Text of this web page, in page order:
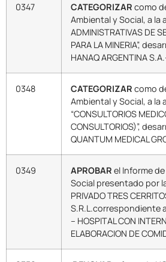
0347 CATEGORIZAR como
Ambiental y Social, a la
ADMINISTRATIVAS DE
PARA LA MINERIA”,
HANAQ ARGENTINA
0348 CATEGORIZAR como
Ambiental y Social, a la
“CONSULTORIOS
CONSULTORIOS)”,
QUANTUM MEDICAL
0349 APROBAR el Informe
Social presentado por
PRIVADO TRES
S.R.L.correspondiente
– HOSPITAL CON
ELABORACION DE